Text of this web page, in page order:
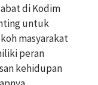
di Kodim
untuk
masyarakat
peran
kehidupan